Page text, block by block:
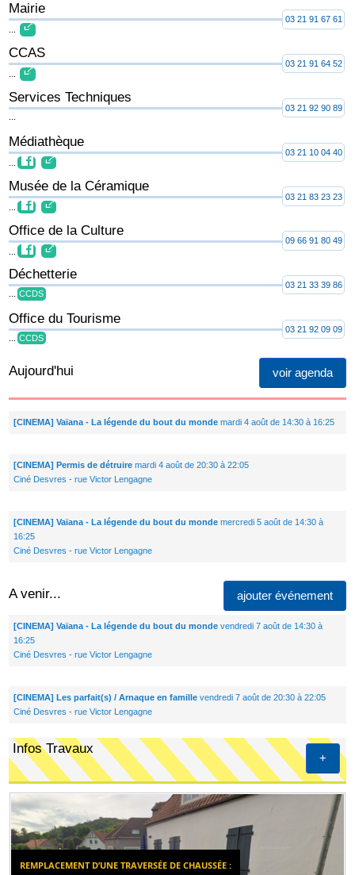
Mairie
...
03 21 91 67 61
CCAS
03 21 91 64 52
Services Techniques
03 21 92 90 89
Médiathèque
03 21 10 04 40
Musée de la Céramique
03 21 83 23 23
Office de la Culture
09 66 91 80 49
Déchetterie
CCDS
03 21 33 39 86
Office du Tourisme
CCDS
03 21 92 09 09
voir agenda
Aujourd'hui
[CINEMA] Vaïana - La légende du bout du mondemardi 4 août de 14:30 à 16:25
[CINEMA] Permis de détruiremardi 4 août de 20:30 à 22:05
Ciné Desvres - rue Victor Lengagne
[CINEMA] Vaïana - La légende du bout du mondemercredi 5 août de 14:30 à
16:25
Ciné Desvres - rue Victor Lengagne
A venir... ajouter événement
[CINEMA] Vaïana - La légende du bout du mondevendredi 7 août de 14:30 à
16:25
Ciné Desvres - rue Victor Lengagne
[CINEMA] Les parfait(s) / Arnaque en famillevendredi 7 août de 20:30 à 22:05
Ciné Desvres - rue Victor Lengagne
+
Infos Travaux
REMPLACEMENT D’UNE TRAVERSÉE DE CHAUSSÉE :